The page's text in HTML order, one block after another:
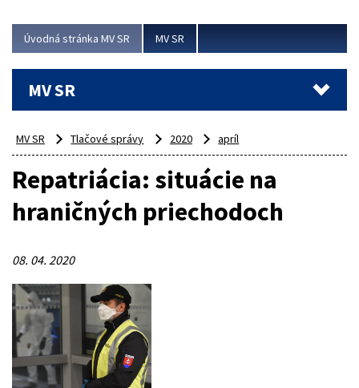
Úvodná stránka MV SR MV SR
MV SR
MV SR Tlačové správy 2020 apríl
Repatriácia: situácie na
hraničných priechodoch
08. 04. 2020